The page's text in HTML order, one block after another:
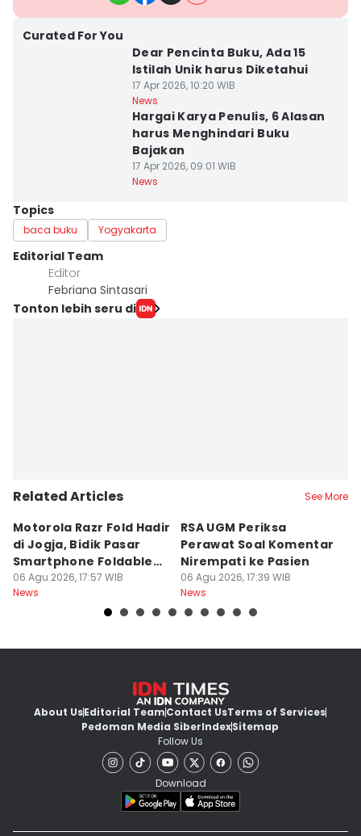
Curated For You
Dear Pencinta Buku, Ada 15
Istilah Unik harus Diketahui
17 Apr 2026, 10:20 WIB
News
Hargai Karya Penulis, 6 Alasan
harus Menghindari Buku
Bajakan
17 Apr 2026, 09:01 WIB
News
Topics
baca buku Yogyakarta
Editorial Team
Editor
Febriana Sintasari
Tonton lebih seru di
Related Articles See More
Motorola Razr Fold Hadir
di Jogja, Bidik Pasar
Smartphone Foldable
Premium
06 Agu 2026, 17:57 WIB
News
RSA UGM Periksa
Perawat Soal Komentar
Nirempati ke Pasien
06 Agu 2026, 17:39 WIB
News
About UsEditorial TeamContact UsTerms of Services
Pedoman Media SiberIndexSitemap
Follow Us
Download